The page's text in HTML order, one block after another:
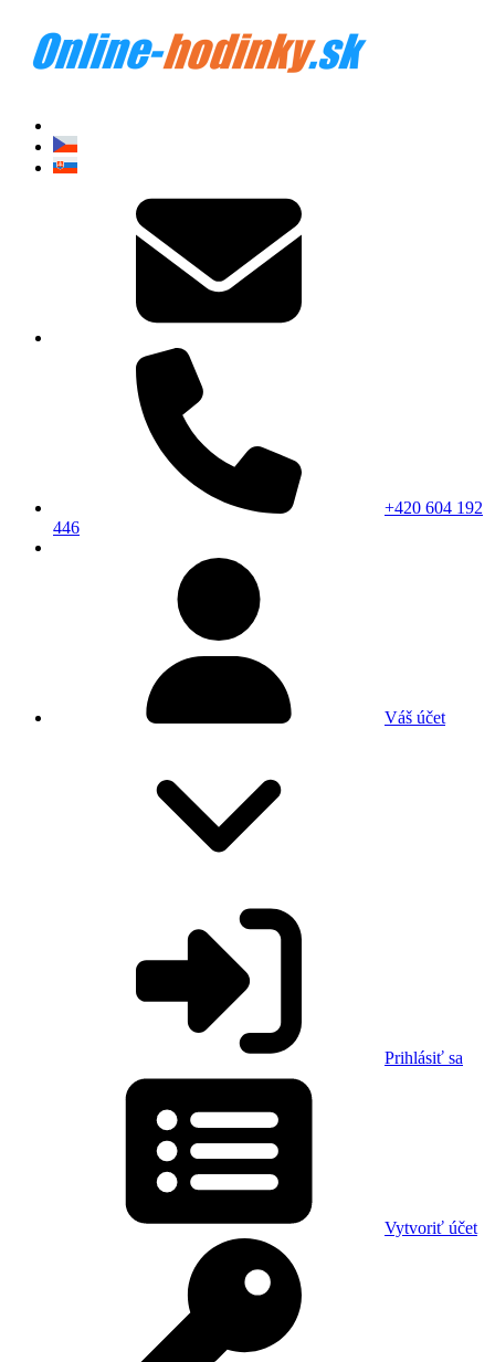
+420 604 192
446
Váš účet
Prihlásiť sa
Vytvoriť účet